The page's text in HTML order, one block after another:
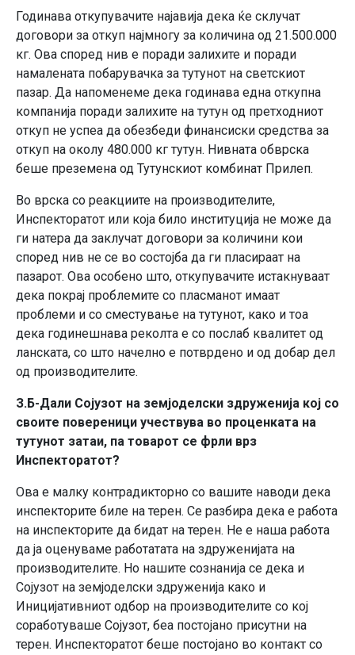
Годинава откупувачите најавија дека ќе склучат
договори за откуп најмногу за количина од 21.500.000
кг. Ова според нив е поради залихите и поради
намалената побарувачка за тутунот на светскиот
пазар. Да напоменеме дека годинава една откупна
компанија поради залихите на тутун од претходниот
откуп не успеа да обезбеди финансиски средства за
откуп на околу 480.000 кг тутун. Нивната обврска
беше преземена од Тутунскиот комбинат Прилеп.
Во врска со реакциите на производителите,
Инспекторатот или која било институција не може да
ги натера да заклучат договори за количини кои
според нив не се во состојба да ги пласираат на
пазарот. Ова особено што, откупувачите истакнуваат
дека покрај проблемите со пласманот имаат
проблеми и со сместување на тутунот, како и тоа
дека годинешнава реколта е со послаб квалитет од
ланската, со што начелно е потврдено и од добар дел
од производителите.
З.Б-Дали Сојузот на земјоделски здруженија кој со
своите повереници учествува во проценката на
тутунот затаи, па товарот се фрли врз
Инспекторатот?
Ова е малку контрадикторно со вашите наводи дека
инспекторите биле на терен. Се разбира дека е работа
на инспекторите да бидат на терен. Не е наша работа
да ја оценуваме работатата на здруженијата на
производителите. Но нашите сознанија се дека и
Сојузот на земјоделски здруженија како и
Иницијативниот одбор на производителите со кој
соработуваше Сојузот, беа постојано присутни на
терен. Инспекторатот беше постојано во контакт со